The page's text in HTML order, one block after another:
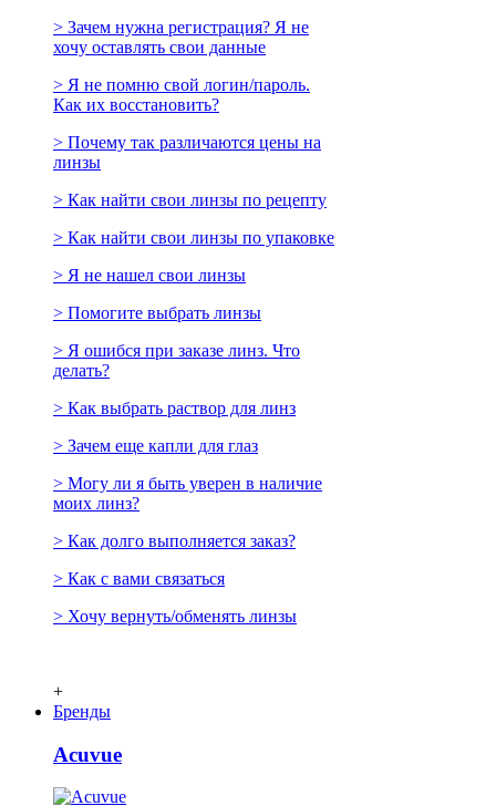
> Зачем нужна регистрация? Я не
хочу оставлять свои данные
> Я не помню свой логин/пароль.
Как их восстановить?
> Почему так различаются цены на
линзы
> Как найти свои линзы по рецепту
> Как найти свои линзы по упаковке
> Я не нашел свои линзы
> Помогите выбрать линзы
> Я ошибся при заказе линз. Что
делать?
> Как выбрать раствор для линз
> Зачем еще капли для глаз
> Могу ли я быть уверен в наличие
моих линз?
> Как долго выполняется заказ?
> Как с вами связаться
> Хочу вернуть/обменять линзы
+
Бренды
Acuvue